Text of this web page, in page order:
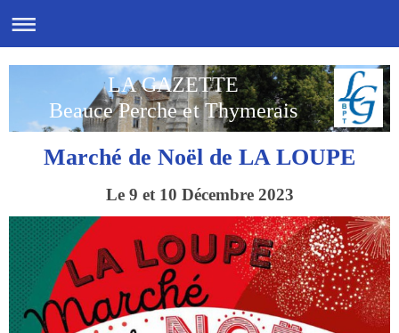
LA GAZETTE
Beauce Perche et Thymerais
Marché de Noël de LA LOUPE
Le 9 et 10 Décembre 2023